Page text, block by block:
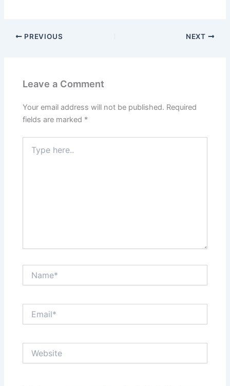
PREVIOUS NEXT
Leave a Comment
Your email address will not be published. Required
fields are marked *
here..